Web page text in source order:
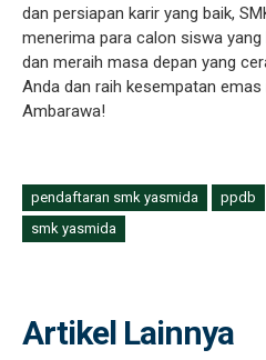
dan persiapan karir yang baik,
menerima para calon siswa
dan meraih masa depan yang
Anda dan raih kesempatan emas
Ambarawa!
pendaftaran smk yasmida ppdb
smk yasmida
Artikel Lainnya